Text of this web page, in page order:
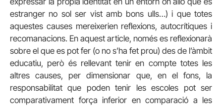
estranger no sol ser vist amb bons ulls…) i que totes
aquestes causes mereixerien reflexions, autocrítiques i
recomanacions. En aquest article, només es reflexionarà
sobre el que es pot fer (o no s’ha fet prou) des de l’àmbit
educatiu, però és rellevant tenir en compte totes les
altres causes, per dimensionar que, en el fons, la
responsabilitat que poden tenir les escoles pot ser
comparativament força inferior en comparació a les